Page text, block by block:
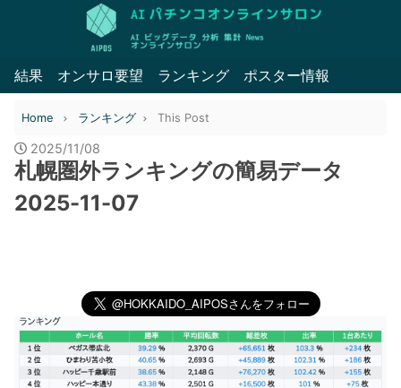
結果 オンサロ要望 ランキング ポスター情報
Home ランキング This Post
2025/11/08
札幌圏外ランキングの簡易データ
2025-11-07